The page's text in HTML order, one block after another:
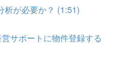
が必要か？ (1:51)
サポートに物件登録する